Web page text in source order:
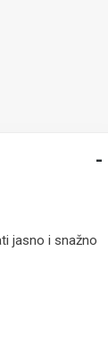
jasno i snažno
-